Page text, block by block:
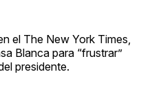
el The New York Times,
Blanca para “frustrar”
presidente.